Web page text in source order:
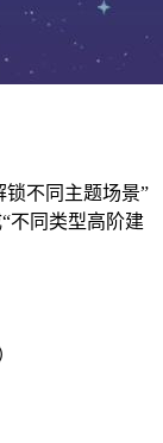
锁不同主题场景”
不同类型高阶建